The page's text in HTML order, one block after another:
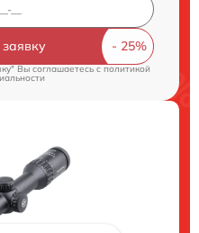
Вы соглашаетесь cполитикой